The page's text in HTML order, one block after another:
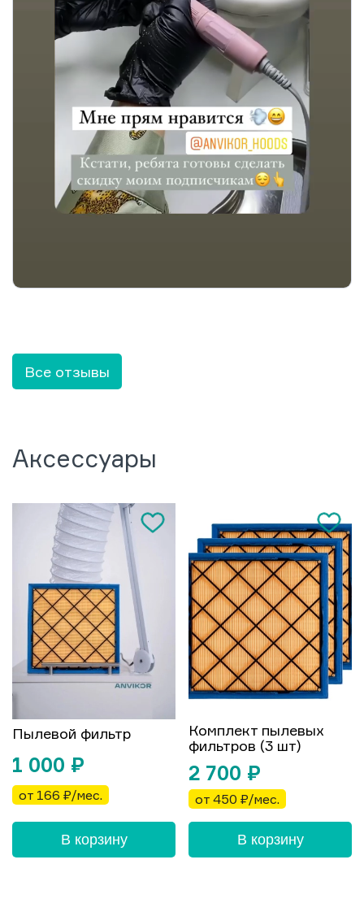
Все отзывы
Аксессуары
Пылевой фильтр
1 000 ₽
от 166 ₽/мес.
В корзину
Комплект пылевых
фильтров (3 шт)
2 700 ₽
от 450 ₽/мес.
В корзину